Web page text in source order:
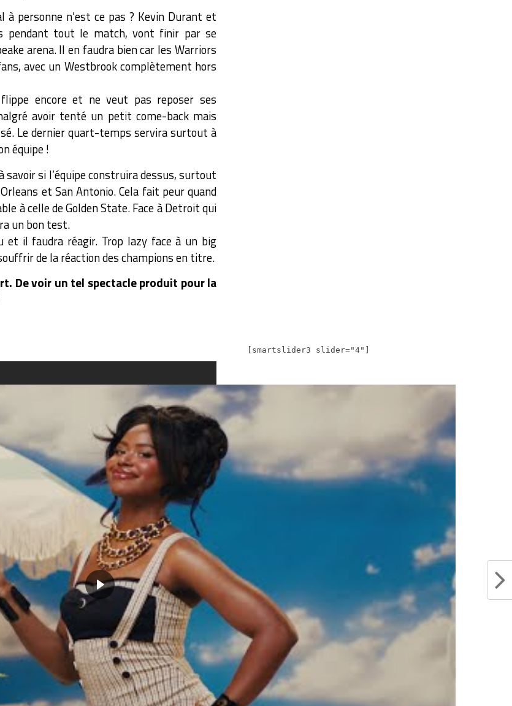
à personne n’est ce pas ? Kevin Durant et
pendant tout le match, vont finir par se
arena. Il en faudra bien car les Warriors
avec un Westbrook complètement hors
encore et ne veut pas reposer ses
avoir tenté un petit come-back mais
Le dernier quart-temps servira surtout à
équipe !
savoir si l’équipe construira dessus, surtout
et San Antonio. Cela fait peur quand
à celle de Golden State. Face à Detroit qui
un bon test.
et il faudra réagir. Trop lazy face à un big
de la réaction des champions en titre.
De voir un tel spectacle produit pour la
[smartslider3 slider="4"]